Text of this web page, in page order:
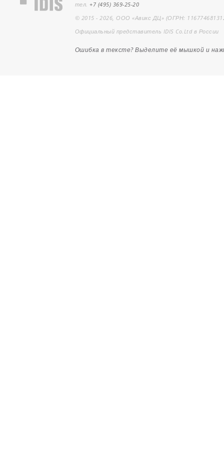
тел.+7 (495) 369-25-20
© 2015 - 2026, ООО «Авикс ДЦ» (ОГРН:
Официальный представитель IDIS Co.Ltd в России
Ошибка в тексте? Выделите её мышкой и